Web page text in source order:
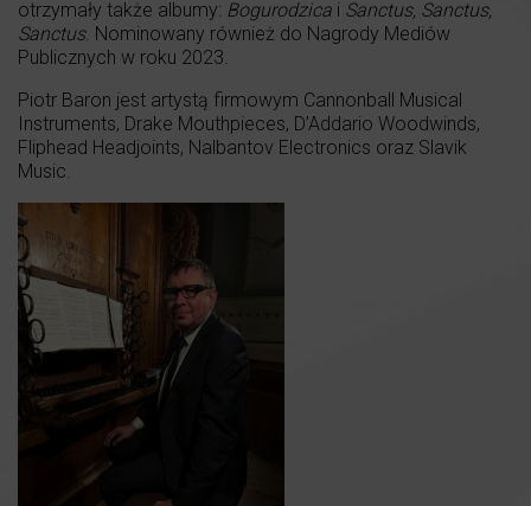
otrzymały także albumy: Bogurodzica i Sanctus, Sanctus,
Sanctus. Nominowany również do Nagrody Mediów
Publicznych w roku 2023.
Piotr Baron jest artystą firmowym Cannonball Musical
Instruments, Drake Mouthpieces, D’Addario Woodwinds,
Fliphead Headjoints, Nalbantov Electronics oraz Slavik
Music.